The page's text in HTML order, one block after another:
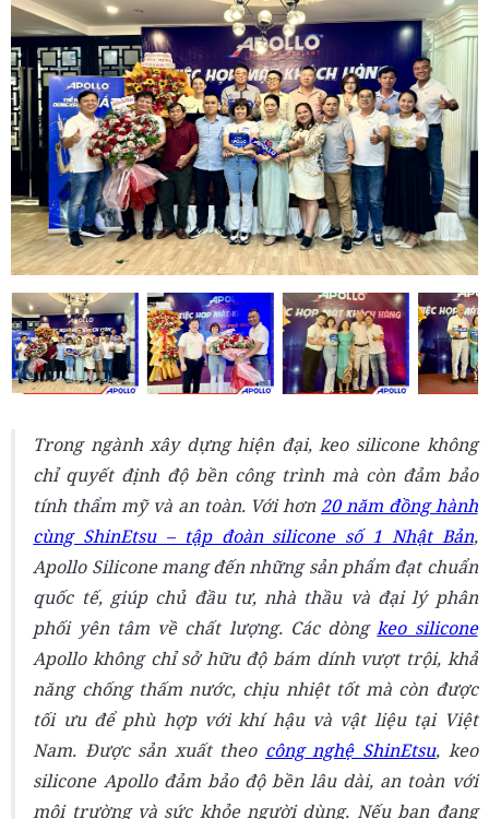
Trong ngành xây dựng hiện đại, keo silicone không
chỉ quyết định độ bền công trình mà còn đảm bảo
tính thẩm mỹ và an toàn. Với hơn 20 năm đồng hành
cùng ShinEtsu – tập đoàn silicone số 1 Nhật Bản,
Apollo Silicone mang đến những sản phẩm đạt chuẩn
quốc tế, giúp chủ đầu tư, nhà thầu và đại lý phân
phối yên tâm về chất lượng. Các dòngkeo silicone
Apollo không chỉ sở hữu độ bám dính vượt trội, khả
năng chống thấm nước, chịu nhiệt tốt mà còn được
tối ưu để phù hợp với khí hậu và vật liệu tại Việt
Nam. Được sản xuất theo công nghệ ShinEtsu, keo
silicone Apollo đảm bảo độ bền lâu dài, an toàn với
môi trường và sức khỏe người dùng. Nếu bạn đang